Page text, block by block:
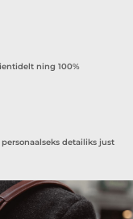
ning 100%
detailiks just